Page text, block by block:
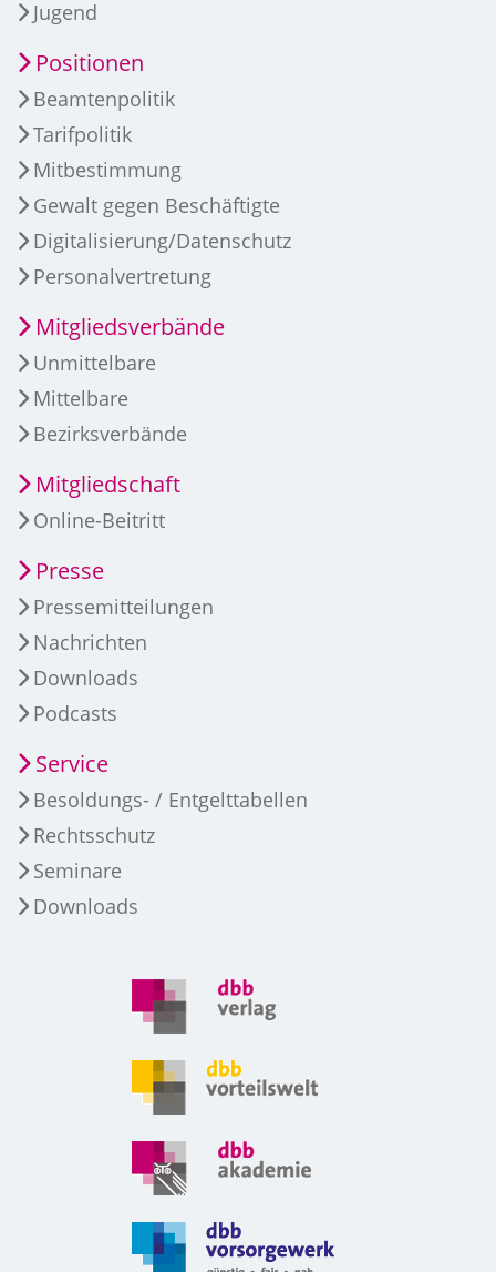
Jugend
Positionen
Beamtenpolitik
Tarifpolitik
Mitbestimmung
Gewalt gegen Beschäftigte
Digitalisierung/Datenschutz
Personalvertretung
Mitgliedsverbände
Unmittelbare
Mittelbare
Bezirksverbände
Mitgliedschaft
Online-Beitritt
Presse
Pressemitteilungen
Nachrichten
Downloads
Podcasts
Service
Besoldungs- / Entgelttabellen
Rechtsschutz
Seminare
Downloads